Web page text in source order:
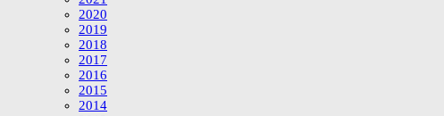
2020
2019
2018
2017
2016
2015
2014